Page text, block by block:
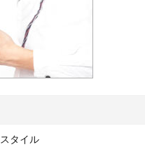
スタイル